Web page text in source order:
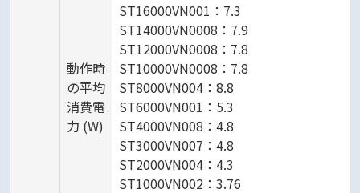
動作時
の平均
消費電
力 (W)
ST16000VN001：7.3
ST14000VN0008：7.9
ST12000VN0008：7.8
ST10000VN0008：7.8
ST8000VN004：8.8
ST6000VN001：5.3
ST4000VN008：4.8
ST3000VN007：4.8
ST2000VN004：4.3
ST1000VN002：3.76